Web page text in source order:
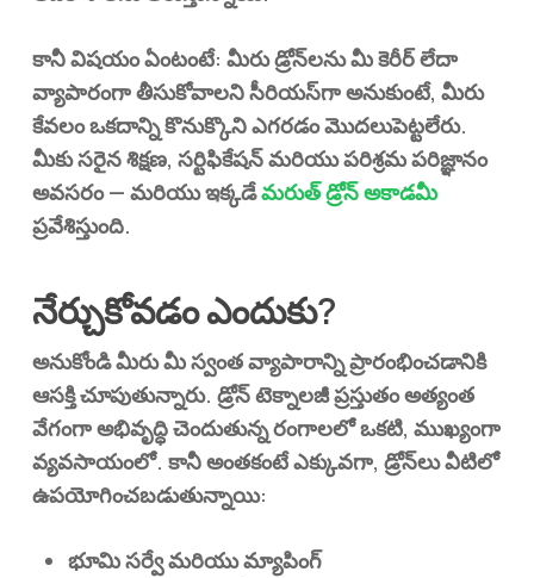
కానీ విషయం ఏంటంటే: మీరు డ్రోన్‌లను మీ కెరీర్ లేదా
వ్యాపారంగా తీసుకోవాలని సీరియస్‌గా అనుకుంటే, మీరు
కేవలం ఒకదాన్ని కొనుక్కొని ఎగరడం మొదలుపెట్టలేరు.
మీకు సరైన శిక్షణ, సర్టిఫికేషన్ మరియు పరిశ్రమ పరిజ్ఞానం
అవసరం— మరియు ఇక్కడేమరుత్ డ్రోన్ అకాడమీ
ప్రవేశిస్తుంది.
నేర్చుకోవడం ఎందుకు?
అనుకోండి మీరు మీ స్వంత వ్యాపారాన్ని ప్రారంభించడానికి
ఆసక్తి చూపుతున్నారు. డ్రోన్ టెక్నాలజీ ప్రస్తుతం అత్యంత
వేగంగా అభివృద్ధి చెందుతున్న రంగాలలో ఒకటి, ముఖ్యంగా
వ్యవసాయంలో. కానీ అంతకంటే ఎక్కువగా, డ్రోన్‌లు వీటిలో
ఉపయోగించబడుతున్నాయి:
భూమి సర్వే మరియు మ్యాపింగ్